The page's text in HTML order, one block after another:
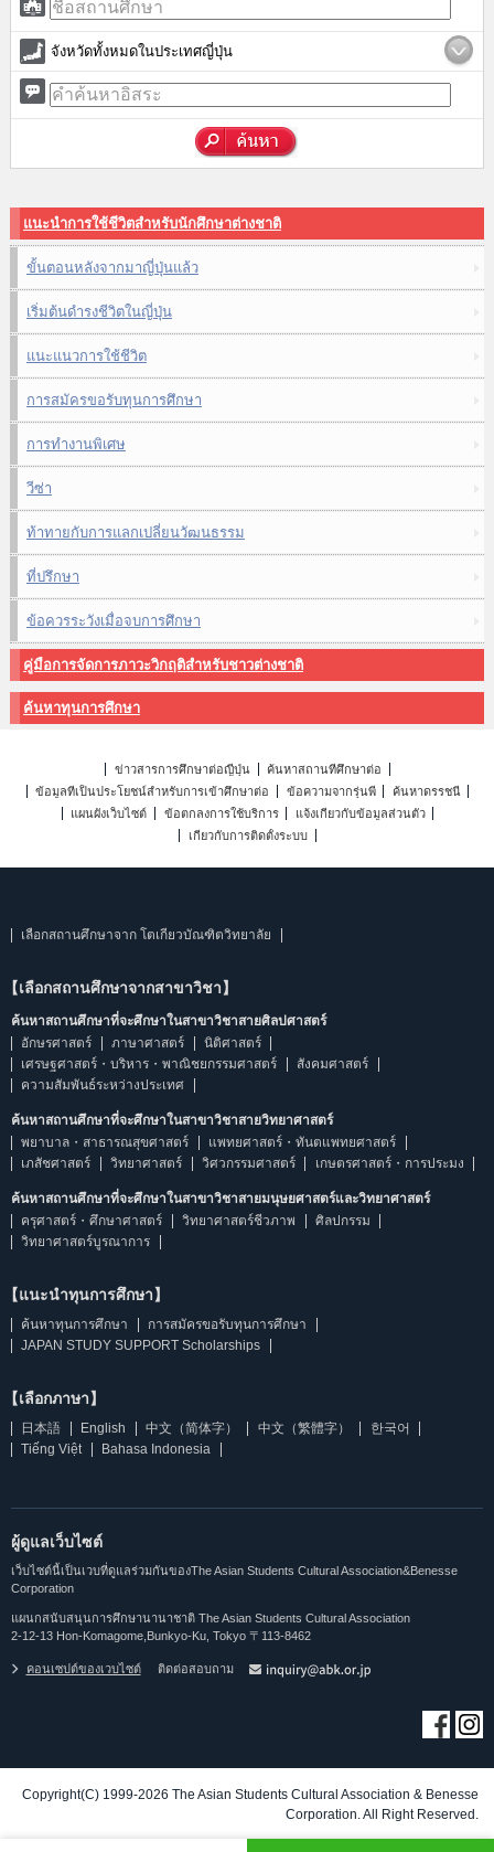
จังหวัดทั้งหมดในประเทศญี่ปุ่น
แนะนำการใช้ชีวิตสำหรับนักศึกษาต่างชาติ
ขั้นตอนหลังจากมาญี่ปุ่นแล้ว
เริ่มต้นดำรงชีวิตในญี่ปุ่น
แนะแนวการใช้ชีวิต
การสมัครขอรับทุนการศึกษา
การทำงานพิเศษ
วีซ่า
ท้าทายกับการแลกเปลี่ยนวัฒนธรรม
ที่ปรึกษา
ข้อควรระวังเมื่อจบการศึกษา
คู่มือการจัดการภาวะวิกฤติสำหรับชาวต่างชาติ
ค้นหาทุนการศึกษา
ข่าวสารการศึกษาต่อญี่ปุ่น
ค้นหาสถานที่ศึกษาต่อ
ข้อมูลที่เป็นประโยชน์สำหรับการเข้าศึกษาต่อ
ข้อความจากรุ่นพี่
ค้นหาดรรชนี
แผนผังเว็บไซต์
ข้อตกลงการใช้บริการ
แจ้งเกี่ยวกับข้อมูลส่วนตัว
เกี่ยวกับการติดตั้งระบบ
เลือกสถานศึกษาจาก โตเกียวบัณฑิตวิทยาลัย
【เลือกสถานศึกษาจากสาขาวิชา】
ค้นหาสถานศึกษาที่จะศึกษาในสาขาวิชาสายศิลปศาสตร์
อักษรศาสตร์
ภาษาศาสตร์
นิติศาสตร์
เศรษฐศาสตร์・บริหาร・พาณิชยกรรมศาสตร์
สังคมศาสตร์
ความสัมพันธ์ระหว่างประเทศ
ค้นหาสถานศึกษาที่จะศึกษาในสาขาวิชาสายวิทยาศาสตร์
พยาบาล・สาธารณสุขศาสตร์
แพทยศาสตร์・ทันตแพทยศาสตร์
เภสัชศาสตร์
วิทยาศาสตร์ วิศวกรรมศาสตร์ เกษตรศาสตร์・การประมง
ค้นหาสถานศึกษาที่จะศึกษาในสาขาวิชาสายมนุษยศาสตร์และวิทยาศาสตร์
ครุศาสตร์・ศึกษาศาสตร์
วิทยาศาสตร์ชีวภาพ
ศิลปกรรม
วิทยาศาสตร์บูรณาการ
【แนะนำทุนการศึกษา】
ค้นหาทุนการศึกษา
การสมัครขอรับทุนการศึกษา
JAPAN STUDY SUPPORT Scholarships
【เลือกภาษา】
日本語 English 中文（简体字） 中文（繁體字）
한국어
Tiếng Việt
Bahasa Indonesia
ผู้ดูแลเว็บไซต์
เว็บไซต์นี้เป็นเวบที่ดูแลร่วมกันของThe Asian Students Cultural Association&Benesse
Corporation
แผนกสนับสนุนการศึกษานานาชาติ The Asian Students Cultural Association
2-12-13 Hon-Komagome,Bunkyo-Ku, Tokyo 〒113-8462
คอนเซปต์ของเวบไซต์ ติดต่อสอบถาม
Copyright(C) 1999-2026 The Asian Students Cultural Association & Benesse
Corporation. All Right Reserved.